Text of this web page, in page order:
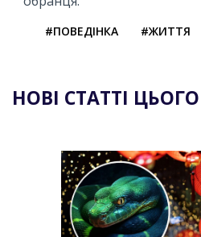
#ПОВЕДІНКА #ЖИТТЯ
НОВІ СТАТТІ